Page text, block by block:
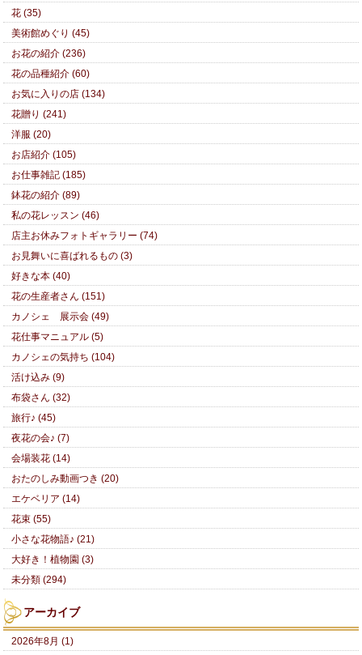
花 (35)
美術館めぐり (45)
お花の紹介 (236)
花の品種紹介 (60)
お気に入りの店 (134)
花贈り (241)
洋服 (20)
お店紹介 (105)
お仕事雑記 (185)
鉢花の紹介 (89)
私の花レッスン (46)
店主お休みフォトギャラリー (74)
お見舞いに喜ばれるもの (3)
好きな本 (40)
花の生産者さん (151)
カノシェ 展示会 (49)
花仕事マニュアル (5)
カノシェの気持ち (104)
活け込み (9)
布袋さん (32)
旅行♪ (45)
夜花の会♪ (7)
会場装花 (14)
おたのしみ動画つき (20)
エケベリア (14)
花束 (55)
小さな花物語♪ (21)
大好き！植物園 (3)
未分類 (294)
アーカイブ
2026年8月 (1)